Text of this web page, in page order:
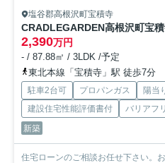
塩谷郡高根沢町宝積寺
CRADLEGARDEN高根沢町宝
2,390万円
- / 87.88㎡ / 3LDK /予定
東北本線「宝積寺」駅 徒歩7分
駐車2台可 プロパンガス 陽当
建設住宅性能評価書付
バリアフ
新築
住宅ローンのご相談お任せ下さい。